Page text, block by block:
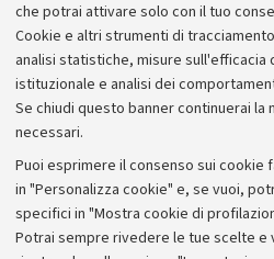
che potrai attivare solo con il tuo
Cookie e altri strumenti di
analisi statistiche, misure sull'efficacia
istituzionale e analisi dei
Se chiudi questo banner continuerai la
necessari.
Puoi esprimere il consenso sui
in "Personalizza cookie" e, se vuoi,
specifici in "Mostra cookie di
Potrai sempre rivedere le tue scelte
Piano
Bilanci
Donazioni e
Bandi, gare e
Albo
Amministrazione